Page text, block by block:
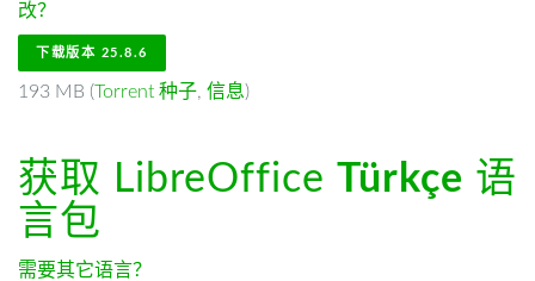
改？
下载版本 25.8.6
193 MB (Torrent 种子, 信息)
获取 LibreOffice Türkçe 语
言包
需要其它语言？